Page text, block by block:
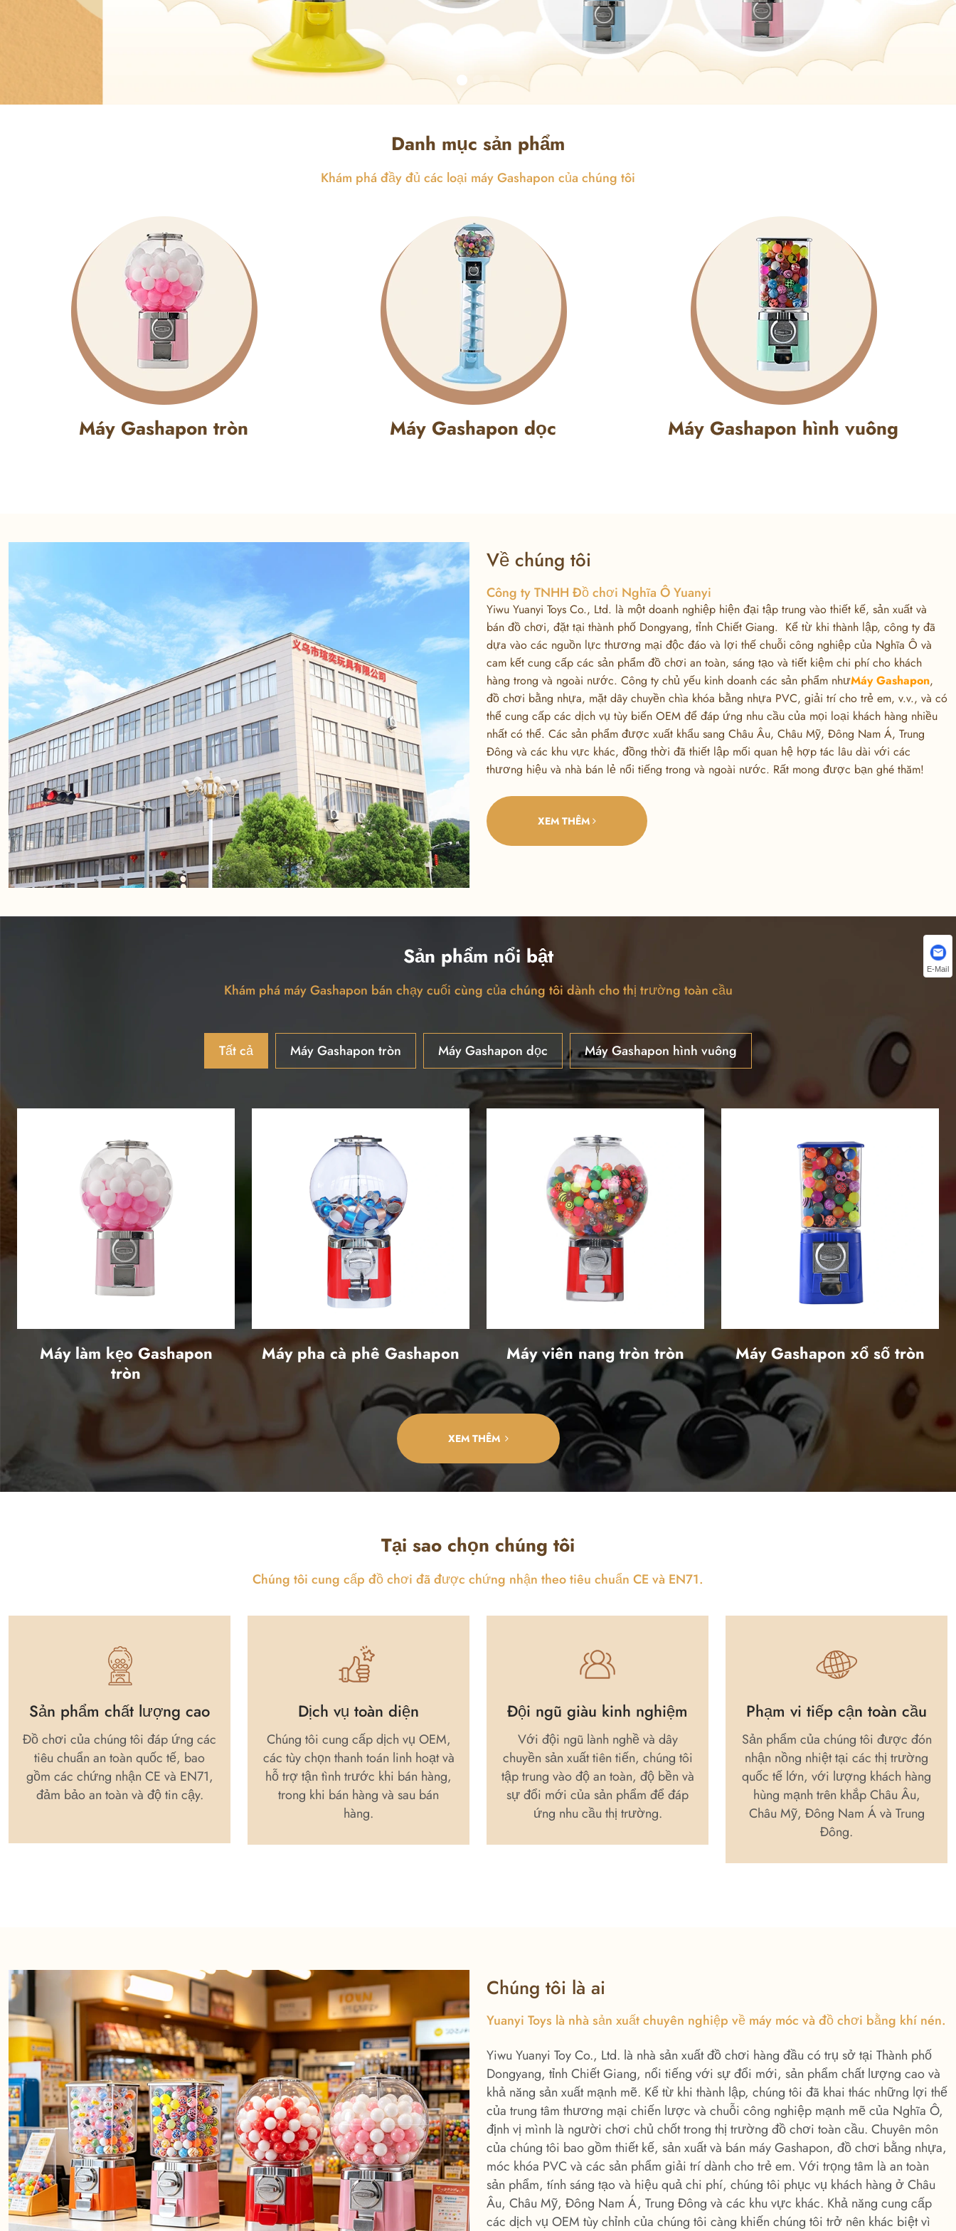
Danh mục sản phẩm
Khám phá đầy đủ các loại máy Gashapon của chúng tôi
Máy Gashapon tròn Máy Gashapon dọc Máy Gashapon hình vuông
Về chúng tôi
Công ty TNHH Đồ chơi Nghĩa Ô Yuanyi
Yiwu Yuanyi Toys Co., Ltd. là một doanh nghiệp hiện đại tập trung vào thiết kế, sản xuất và
bán đồ chơi, đặt tại thành phố Dongyang, tỉnh Chiết Giang. Kể từ khi thành lập, công ty đã
dựa vào các nguồn lực thương mại độc đáo và lợi thế chuỗi công nghiệp của Nghĩa Ô và
cam kết cung cấp các sản phẩm đồ chơi an toàn, sáng tạo và tiết kiệm chi phí cho khách
hàng trong và ngoài nước. Công ty chủ yếu kinh doanh các sản phẩm nhưMáy Gashapon,
đồ chơi bằng nhựa, mặt dây chuyền chìa khóa bằng nhựa PVC, giải trí cho trẻ em, v.v., và có
thể cung cấp các dịch vụ tùy biến OEM để đáp ứng nhu cầu của mọi loại khách hàng nhiều
nhất có thể. Các sản phẩm được xuất khẩu sang Châu Âu, Châu Mỹ, Đông Nam Á, Trung
Đông và các khu vực khác, đồng thời đã thiết lập mối quan hệ hợp tác lâu dài với các
thương hiệu và nhà bán lẻ nổi tiếng trong và ngoài nước. Rất mong được bạn ghé thăm!
XEM THÊM
Sản phẩm nổi bật
Khám phá máy Gashapon bán chạy cuối cùng của chúng tôi dành cho thị trường toàn cầu
Tất cả Máy Gashapon tròn Máy Gashapon dọc Máy Gashapon hình vuông
Máy làm kẹo Gashapon
tròn
Máy pha cà phê Gashapon Máy viên nang tròn tròn Máy Gashapon xổ số tròn
XEM THÊM
Tại sao chọn chúng tôi
Chúng tôi cung cấp đồ chơi đã được chứng nhận theo tiêu chuẩn CE và EN71.
Sản phẩm chất lượng cao
Đồ chơi của chúng tôi đáp ứng các
tiêu chuẩn an toàn quốc tế, bao
gồm các chứng nhận CE và EN71,
đảm bảo an toàn và độ tin cậy.
Dịch vụ toàn diện
Chúng tôi cung cấp dịch vụ OEM,
các tùy chọn thanh toán linh hoạt và
hỗ trợ tận tình trước khi bán hàng,
trong khi bán hàng và sau bán
hàng.
Đội ngũ giàu kinh nghiệm
Với đội ngũ lành nghề và dây
chuyền sản xuất tiên tiến, chúng tôi
tập trung vào độ an toàn, độ bền và
sự đổi mới của sản phẩm để đáp
ứng nhu cầu thị trường.
Phạm vi tiếp cận toàn cầu
Sản phẩm của chúng tôi được đón
nhận nồng nhiệt tại các thị trường
quốc tế lớn, với lượng khách hàng
hùng mạnh trên khắp Châu Âu,
Châu Mỹ, Đông Nam Á và Trung
Đông.
Chúng tôi là ai
Yuanyi Toys là nhà sản xuất chuyên nghiệp về máy móc và đồ chơi bằng khí nén.
Yiwu Yuanyi Toy Co., Ltd. là nhà sản xuất đồ chơi hàng đầu có trụ sở tại Thành phố
Dongyang, tỉnh Chiết Giang, nổi tiếng với sự đổi mới, sản phẩm chất lượng cao và
khả năng sản xuất mạnh mẽ. Kể từ khi thành lập, chúng tôi đã khai thác những lợi thế
của trung tâm thương mại chiến lược và chuỗi công nghiệp mạnh mẽ của Nghĩa Ô,
định vị mình là người chơi chủ chốt trong thị trường đồ chơi toàn cầu. Chuyên môn
của chúng tôi bao gồm thiết kế, sản xuất và bán máy Gashapon, đồ chơi bằng nhựa,
móc khóa PVC và các sản phẩm giải trí dành cho trẻ em. Với trọng tâm là an toàn
sản phẩm, tính sáng tạo và hiệu quả chi phí, chúng tôi phục vụ khách hàng ở Châu
Âu, Châu Mỹ, Đông Nam Á, Trung Đông và các khu vực khác. Khả năng cung cấp
các dịch vụ OEM tùy chỉnh của chúng tôi càng khiến chúng tôi trở nên khác biệt vì
E-Mail